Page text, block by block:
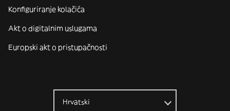
Konfiguriranje kolačića
Akt o digitalnim uslugama
Europski akt o pristupačnosti